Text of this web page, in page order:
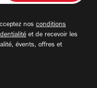
nos conditions
et de recevoir les
évents, offres et